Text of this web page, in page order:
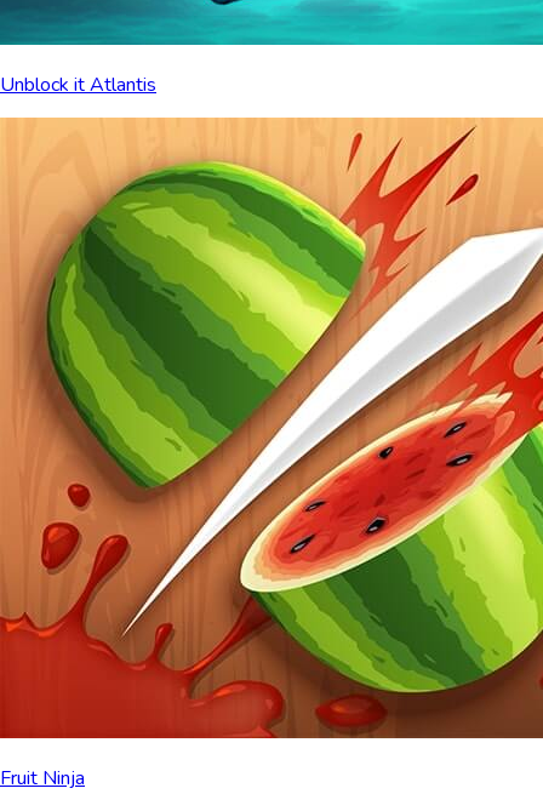
Unblock it Atlantis
Fruit Ninja